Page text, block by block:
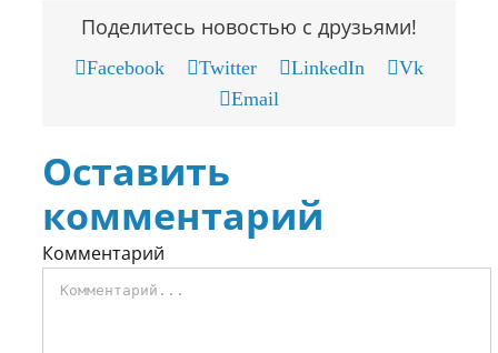
Поделитесь новостью с друзьями!
Facebook Twitter LinkedIn
Vk
Email
Оставить
комментарий
Комментарий